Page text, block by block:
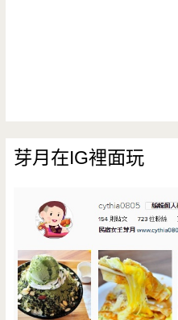
芽月在IG裡面玩